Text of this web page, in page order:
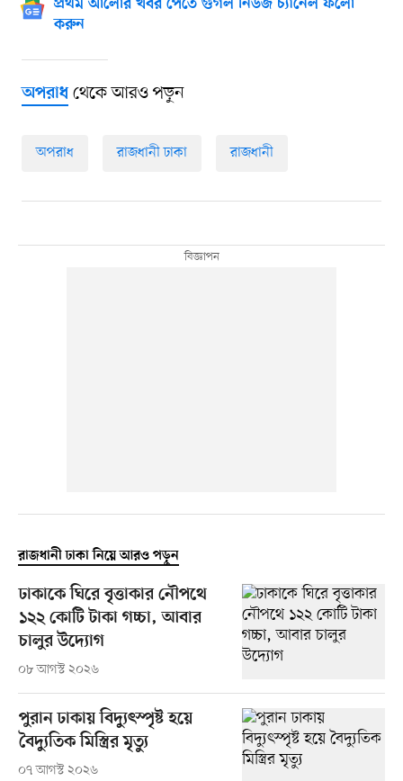
প্রথম আলোর খবর পেতে গুগল নিউজ চ্যানেল ফলো
করুন
অপরাধথেকে আরও পড়ুন
অপরাধ রাজধানী ঢাকা রাজধানী
রাজধানী ঢাকা নিয়ে আরও পড়ুন
ঢাকাকে ঘিরে বৃত্তাকার নৌপথে
১২২ কোটি টাকা গচ্চা, আবার
চালুর উদ্যোগ
০৮ আগস্ট ২০২৬
পুরান ঢাকায় বিদ্যুৎস্পৃষ্ট হয়ে
বৈদ্যুতিক মিস্ত্রির মৃত্যু
০৭ আগস্ট ২০২৬